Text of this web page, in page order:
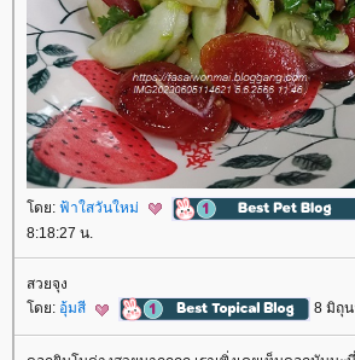
ดย: ฟ้าใสวันใหม่
8:18:27 น.
สวยจุง
ดย: อุ้มสี 8 มิถุ